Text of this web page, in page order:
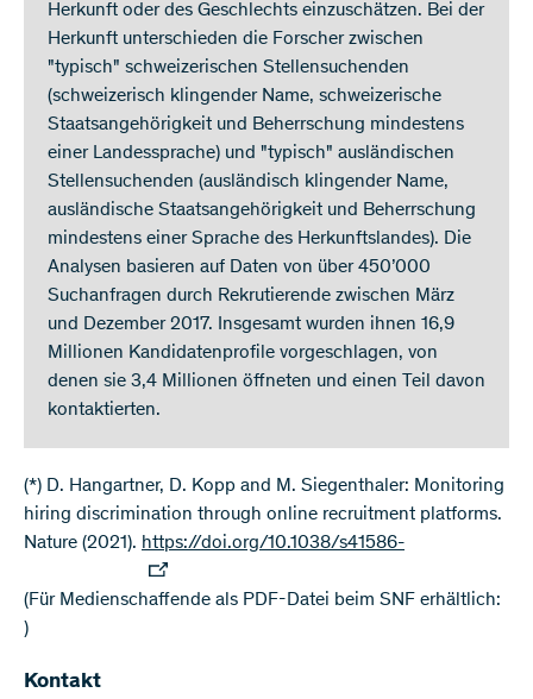
Herkunft oder des Geschlechts einzuschätzen. Bei der
Herkunft unterschieden die Forscher zwischen
"typisch" schweizerischen Stellensuchenden
(schweizerisch klingender Name, schweizerische
Staatsangehörigkeit und Beherrschung mindestens
einer Landessprache) und "typisch" ausländischen
Stellensuchenden (ausländisch klingender Name,
ausländische Staatsangehörigkeit und Beherrschung
mindestens einer Sprache des Herkunftslandes). Die
Analysen basieren auf Daten von über 450’000
Suchanfragen durch Rekrutierende zwischen März
und Dezember 2017. Insgesamt wurden ihnen 16,9
Millionen Kandidatenprofile vorgeschlagen, von
denen sie 3,4 Millionen öffneten und einen Teil davon
kontaktierten.
(*) D. Hangartner, D. Kopp and M. Siegenthaler: Monitoring
hiring discrimination through online recruitment platforms.
Nature (2021). https://doi.org/10.1038/s41586-
(Für Medienschaffende als PDF-Datei beim SNF erhältlich:
)
Kontakt